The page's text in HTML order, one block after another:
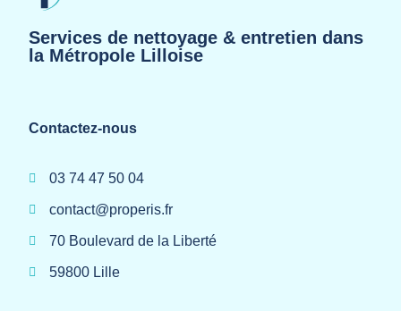
Services de nettoyage & entretien dans
la Métropole Lilloise
Contactez-nous
03 74 47 50 04
contact@properis.fr
70 Boulevard de la Liberté
59800 Lille